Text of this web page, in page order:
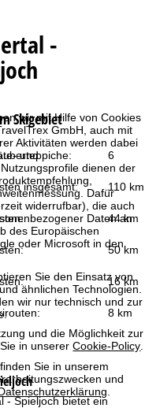
wir mit Hilfe von Cookies
GmbH, auch mit
Aktivitäten werden dabei
und
dienen der
Dafür
widerrufbar), die auch
Daten an
des Europäischen
oder Microsoft in den
Sie den Einsatz von
ähnlichen Technologien.
wir nur technisch und zur
und die Möglichkeit zur
in unsererCookie-Policy.
Sie in unserem
und
.
-
Skigebiet
6
insgesamt: 110 km
44 km
50 km
16 km
8 km
- Spieljoch bietet ein